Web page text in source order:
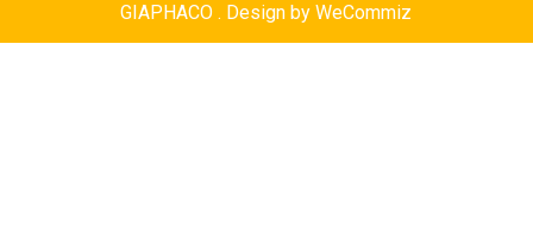
GIAPHACO . Design byWeCommiz